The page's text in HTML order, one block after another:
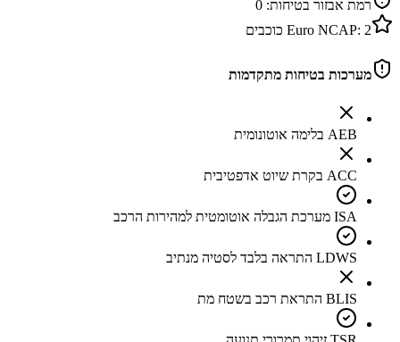
רמת אבזור בטיחות: 0
Euro NCAP: 2 כוכבים
מערכות בטיחות מתקדמות
AEB בלימה אוטונומית
ACC בקרת שיוט אדפטיבית
ISA מערכת הגבלה אוטומטית למהירות הרכב
LDWS התראה בלבד לסטיה מנתיב
BLIS התראת רכב בשטח מת